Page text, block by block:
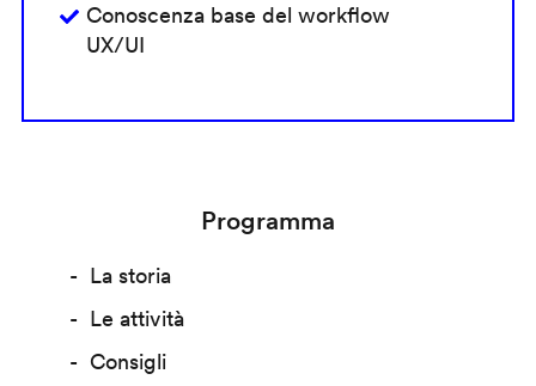
Conoscenza base del workflow
UX/UI
Programma
La storia
Le attività
Consigli